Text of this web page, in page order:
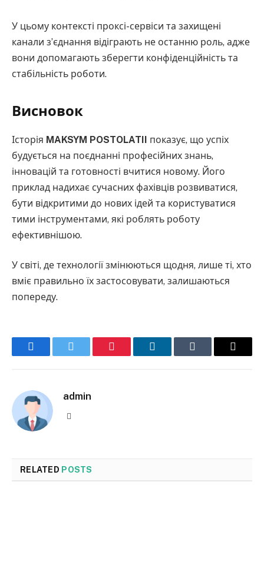
У цьому контексті проксі-сервіси та захищені
канали з’єднання відіграють не останню роль, адже
вони допомагають зберегти конфіденційність та
стабільність роботи.
Висновок
Історія MAKSYM POSTOLATII показує, що успіх
будується на поєднанні професійних знань,
інновацій та готовності вчитися новому. Його
приклад надихає сучасних фахівців розвиватися,
бути відкритими до нових ідей та користуватися
тими інструментами, які роблять роботу
ефективнішою.
У світі, де технології змінюються щодня, лише ті, хто
вміє правильно їх застосовувати, залишаються
попереду.
FacebookTwitter Pinterest LinkedInTumblr Email
admin
RELATED POSTS